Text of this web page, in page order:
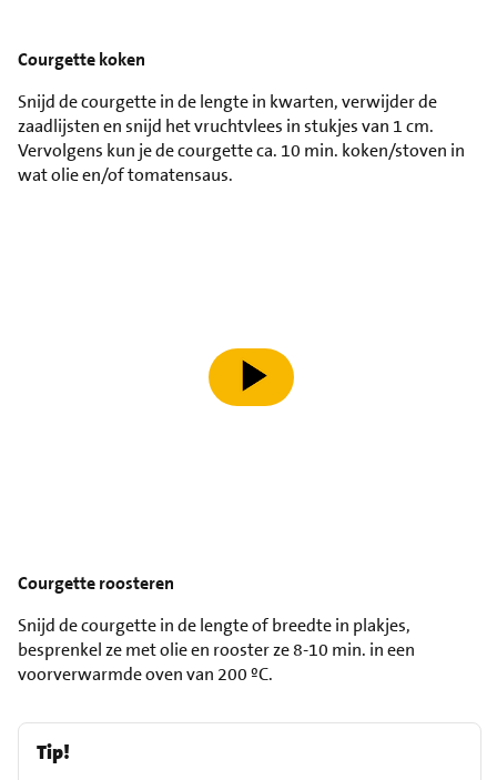
Courgette koken
Snijd de courgette in de lengte in kwarten, verwijder de
zaadlijsten en snijd het vruchtvlees in stukjes van 1 cm.
Vervolgens kun je de courgette ca. 10 min. koken/stoven in
wat olie en/of tomatensaus.
speel video af
Courgette roosteren
Snijd de courgette in de lengte of breedte in plakjes,
besprenkel ze met olie en rooster ze 8-10 min. in een
voorverwarmde oven van 200 ºC.
Tip!